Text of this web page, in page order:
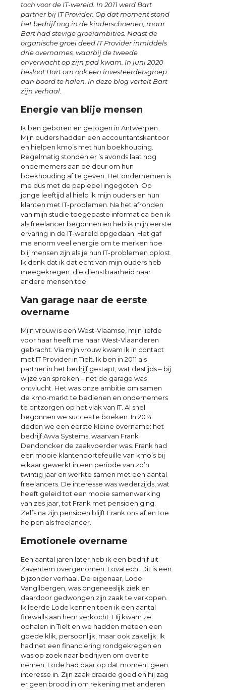
toch voor de IT-wereld. In 2011 werd Bart
partner bij IT Provider. Op dat moment stond
het bedrijf nog in de kinderschoenen, maar
Bart had stevige groeiambities. Naast de
organische groei deed IT Provider inmiddels
drie overnames, waarbij de tweede
onverwacht op zijn pad kwam. In juni 2020
besloot Bart om ook een investeerdersgroep
aan boord te halen. In deze blog vertelt Bart
zijn verhaal.
Energie van blije mensen
Ik ben geboren en getogen in Antwerpen.
Mijn ouders hadden een accountantskantoor
en hielpen kmo’s met hun boekhouding.
Regelmatig stonden er ’s avonds laat nog
ondernemers aan de deur om hun
boekhouding af te geven. Het ondernemen is
me dus met de paplepel ingegoten. Op
jonge leeftijd al hielp ik mijn ouders en hun
klanten met IT-problemen. Na het afronden
van mijn studie toegepaste informatica ben ik
als freelancer begonnen en heb ik mijn eerste
ervaring in de IT-wereld opgedaan. Het gaf
me enorm veel energie om te merken hoe
blij mensen zijn als je hun IT-problemen oplost.
Ik denk dat ik dat echt van mijn ouders heb
meegekregen: die dienstbaarheid naar
andere mensen toe.
Van garage naar de eerste
overname
Mijn vrouw is een West-Vlaamse, mijn liefde
voor haar heeft me naar West-Vlaanderen
gebracht. Via mijn vrouw kwam ik in contact
met IT Provider in Tielt. Ik ben in 2011 als
partner in het bedrijf gestapt, wat destijds – bij
wijze van spreken – net de garage was
ontvlucht. Het was onze ambitie om samen
de kmo-markt te bedienen en ondernemers
te ontzorgen op het vlak van IT. Al snel
begonnen we succes te boeken. In 2014
deden we een eerste kleine overname: het
bedrijf Avva Systems, waarvan Frank
Dendoncker de zaakvoerder was. Frank had
een mooie klantenportefeuille van kmo’s bij
elkaar gewerkt in een periode van zo’n
twintig jaar en werkte samen met een aantal
freelancers. De interesse was wederzijds, wat
heeft geleid tot een mooie samenwerking
van zes jaar, tot Frank met pensioen ging.
Zelfs na zijn pensioen blijft Frank ons af en toe
helpen als freelancer.
Emotionele overname
Een aantal jaren later heb ik een bedrijf uit
Zaventem overgenomen: Lovatech. Dit is een
bijzonder verhaal. De eigenaar, Lode
Vangilbergen, was ongeneeslijk ziek en
daardoor gedwongen zijn zaak te verkopen.
Ik leerde Lode kennen toen ik een aantal
firewalls aan hem verkocht. Hij kwam ze
ophalen in Tielt en we hadden meteen een
goede klik, persoonlijk, maar ook zakelijk. Ik
had net een financiering rondgekregen en
was op zoek naar bedrijven om over te
nemen. Lode had daar op dat moment geen
interesse in. Zijn zaak draaide goed en hij zag
er geen brood in om rekening met anderen